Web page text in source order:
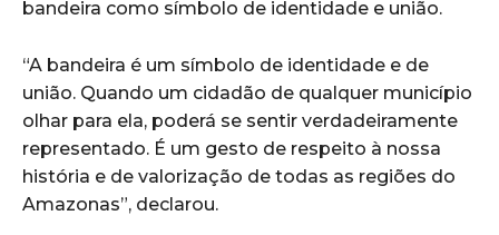
bandeira como símbolo de identidade e união.
“A bandeira é um símbolo de identidade e de
união. Quando um cidadão de qualquer município
olhar para ela, poderá se sentir verdadeiramente
representado. É um gesto de respeito à nossa
história e de valorização de todas as regiões do
Amazonas”, declarou.